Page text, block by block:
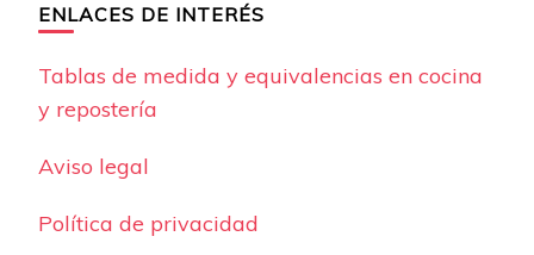
ENLACES DE INTERÉS
Tablas de medida y equivalencias en cocina
y repostería
Aviso legal
Política de privacidad